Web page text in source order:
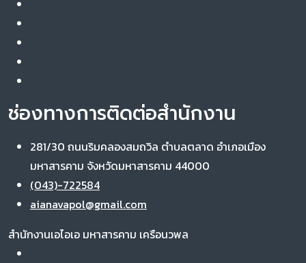
ช่องทางการติดต่อสำนักงาน
281/30 ถนนริมคลองสมถวิล ตำบลตลาด อำเภอเมือง
มหาสารคาม จังหวัดมหาสารคาม 44000
(043)-722584
aianavapol@gmail.com
สำนักงานเอไอเอ มหาสารคาม เครือนวพล